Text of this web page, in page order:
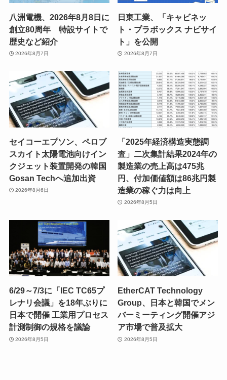
八洲電機、2026年8月8日に
創立80周年 特設サイトで
歴史など紹介
2026年8月7日
日東工業、「キャビネッ
ト・プラボックス ナビサイ
ト」を公開
2026年8月7日
セイコーエプソン、ペロブ
スカイト太陽電池向けイン
クジェット装置開発の韓国
Gosan Techへ追加出資
2026年8月6日
「2025年経済構造実態調
査」二次集計結果2024年の
製造業の売上高は475兆
円、付加価値額は86兆円製
造業の稼ぐ力は向上
2026年8月5日
6/29～7/3に「IEC TC65プ
レナリ会議」を18年ぶりに
日本で開催 工業用プロセス
計測制御の規格を議論
2026年8月5日
EtherCAT Technology
Group、日本と韓国でメン
バーミーティング開催アジ
ア市場で普及拡大
2026年8月5日